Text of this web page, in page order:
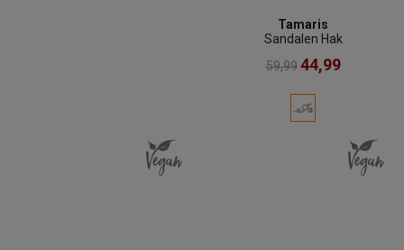
Tamaris
Sandalen Hak
59,99 44,99